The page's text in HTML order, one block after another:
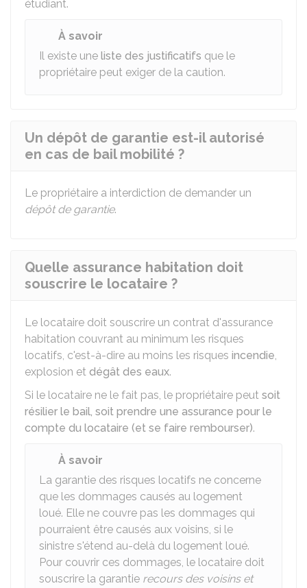
étudiant.
À savoir
Il existe une liste des justificatifs que le
propriétaire peut exiger de la caution.
Un dépôt de garantie est-il autorisé
en cas de bail mobilité ?
Le propriétaire a interdiction de demander un
dépôt de garantie.
Quelle assurance habitation doit
souscrire le locataire ?
Le locataire doit souscrire un contrat d'assurance
habitation couvrant au minimum les risques
locatifs, c'est-à-dire au moins les risques incendie,
explosion et dégât des eaux.
Si le locataire ne le fait pas, le propriétaire peut soit
résilier le bail, soit prendre une assurance pour le
compte du locataire (et se faire rembourser).
À savoir
La garantie des risques locatifs ne concerne
que les dommages causés au logement
loué. Elle ne couvre pas les dommages qui
pourraient être causés aux voisins, si le
sinistre s'étend au-delà du logement loué.
Pour couvrir ces dommages, le locataire doit
souscrire la garantie recours des voisins et